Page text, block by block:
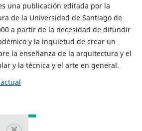
una publicación editada por la
de la Universidad de Santiago de
a partir de la necesidad de difundir
y la inquietud de crear un
la enseñanza de la arquitectura y el
y la técnica y el arte en general.